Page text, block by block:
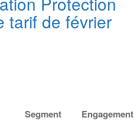
tarif de février
Segment Engagement